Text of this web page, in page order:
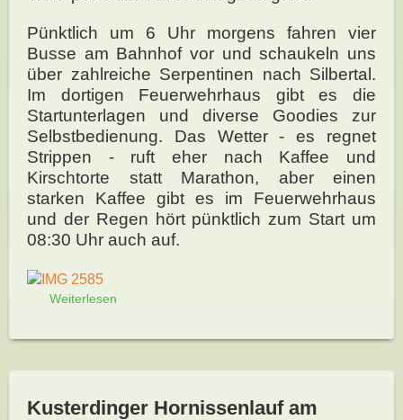
Pünktlich um 6 Uhr morgens fahren vier
Busse am Bahnhof vor und schaukeln uns
über zahlreiche Serpentinen nach Silbertal.
Im dortigen Feuerwehrhaus gibt es die
Startunterlagen und diverse Goodies zur
Selbstbedienung. Das Wetter - es regnet
Strippen - ruft eher nach Kaffee und
Kirschtorte statt Marathon, aber einen
starken Kaffee gibt es im Feuerwehrhaus
und der Regen hört pünktlich zum Start um
08:30 Uhr auch auf.
Weiterlesen
Kusterdinger Hornissenlauf am